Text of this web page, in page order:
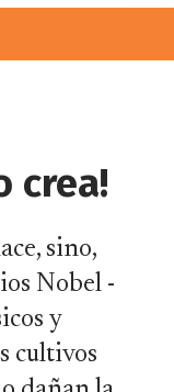
crea!
sino,
Nobel -
y
cultivos